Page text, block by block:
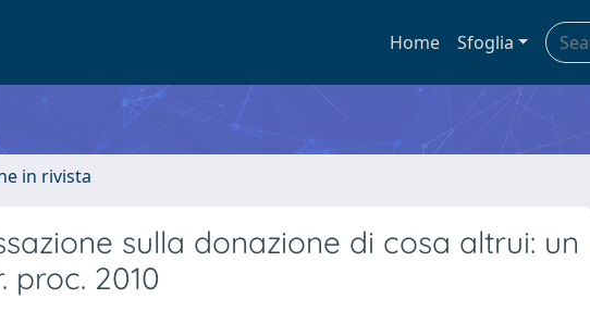
Home Sfoglia
in rivista
sulla donazione di cosa altrui: un
proc. 2010